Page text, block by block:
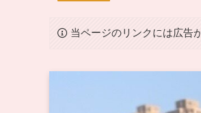
当ページのリンクには広告